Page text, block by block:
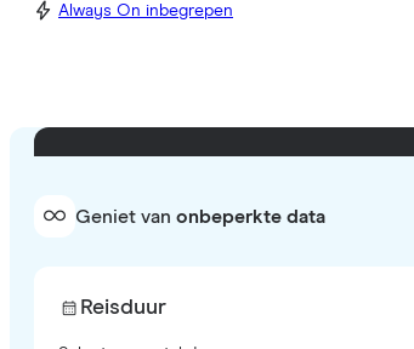
Always On inbegrepen
Geniet van onbeperkte data
Reisduur